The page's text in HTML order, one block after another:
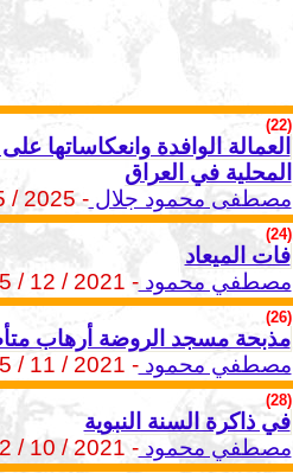
(22)
العمالة الوافدة وانعكاساتها
المحلية في العراق
مصطفى محمود جلال- 2025 / 5 / 30
(24)
فات الميعاد
مصطفي محمود- 2021 / 12 / 15
(26)
مذبحة مسجد الروضة أرهاب
مصطفي محمود- 2021 / 11 / 25
(28)
في ذاكرة السنة النبوية
مصطفي محمود- 2021 / 10 / 12